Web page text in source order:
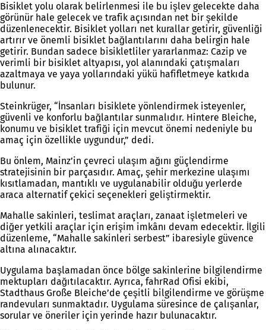
Bisiklet yolu olarak belirlenmesi ile bu işlev gelecekte daha
görünür hale gelecek ve trafik açısından net bir şekilde
düzenlenecektir. Bisiklet yolları net kurallar getirir, güvenliği
artırır ve önemli bisiklet bağlantılarını daha belirgin hale
getirir. Bundan sadece bisikletliler yararlanmaz: Cazip ve
verimli bir bisiklet altyapısı, yol alanındaki çatışmaları
azaltmaya ve yaya yollarındaki yükü hafifletmeye katkıda
bulunur.
Steinkrüger, “İnsanları bisiklete yönlendirmek isteyenler,
güvenli ve konforlu bağlantılar sunmalıdır. Hintere Bleiche,
konumu ve bisiklet trafiği için mevcut önemi nedeniyle bu
amaç için özellikle uygundur,” dedi.
Bu önlem, Mainz’in çevreci ulaşım ağını güçlendirme
stratejisinin bir parçasıdır. Amaç, şehir merkezine ulaşımı
kısıtlamadan, mantıklı ve uygulanabilir olduğu yerlerde
araca alternatif çekici seçenekleri geliştirmektir.
Mahalle sakinleri, teslimat araçları, zanaat işletmeleri ve
diğer yetkili araçlar için erişim imkânı devam edecektir. İlgili
düzenleme, “Mahalle sakinleri serbest” ibaresiyle güvence
altına alınacaktır.
Uygulama başlamadan önce bölge sakinlerine bilgilendirme
mektupları dağıtılacaktır. Ayrıca, fahrRad Ofisi ekibi,
Stadthaus Große Bleiche’de çeşitli bilgilendirme ve görüşme
randevuları sunmaktadır. Uygulama süresince de çalışanlar,
sorular ve öneriler için yerinde hazır bulunacaktır.